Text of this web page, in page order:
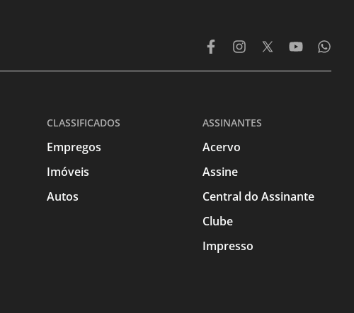
CLASSIFICADOS
Empregos
Imóveis
Autos
ASSINANTES
Acervo
Assine
Central do Assinante
Clube
Impresso